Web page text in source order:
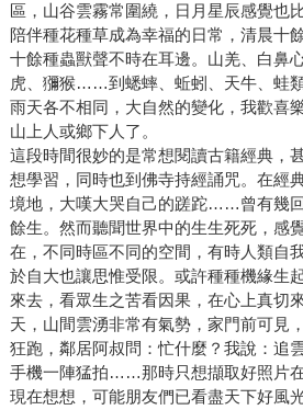
區，山谷雲霧常圍繞，日月星辰感覺也
陪伴種花種草成為幸福的日常，清晨十
十餘種蟲獸聲不時在耳邊。山羌、白鼻
虎、獼猴……到蟋蟀、蚯蚓、天牛、蛙
雨天各不相同，大自然的變化，我歡喜
山上人或鄉下人了。
這段時間很妙的是常想閱讀古籍經典，
想學習，同時也到佛寺持經誦咒。在經
境地，大嘆大哭自己的蹉跎……曾有幾
餘生。然而聽聞世界中的生生死死，感
在，不同時區不同的空間，有時人類自
於自大也讓思惟受限。或許種種機緣生
來去，看眾生之苦看因果，在心上真切
天，山間雲湧非常有氣勢，家門前可見
狂跑，鄰居阿叔問：忙什麼？我說：追
手機一陣猛拍……那時只想擷取好照片在
現在想想，可能朋友們已看盡天下好風